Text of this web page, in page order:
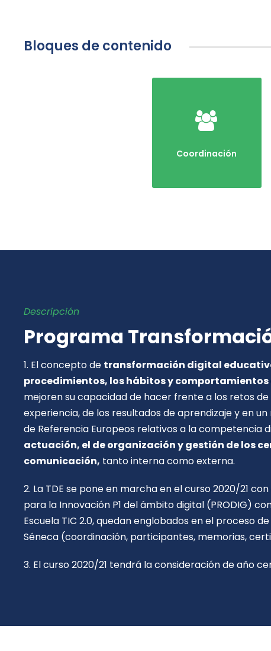
Bloques de contenido
Coordinación
Descripción
Programa
1. El concepto de transformación digital
procedimientos, los hábitos y
mejoren su capacidad de hacer frente a los retos
experiencia, de los resultados de aprendizaje y en
de Referencia Europeos relativos a la competencia
actuación, el de organización y gestión de los
comunicación, tanto interna como externa.
2. La TDE se pone en marcha en el curso 2020/21
para la Innovación P1 del ámbito digital (PRODIG)
Escuela TIC 2.0, quedan englobados en el proceso
Séneca (coordinación, participantes, memorias,
3. El curso 2020/21 tendrá la consideración de año